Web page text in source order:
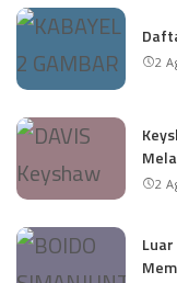
2
2